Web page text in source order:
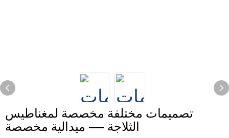
تصميمات مختلفة مخصصة لمغناطيس
الثلاجة — ميدالية مخصصة